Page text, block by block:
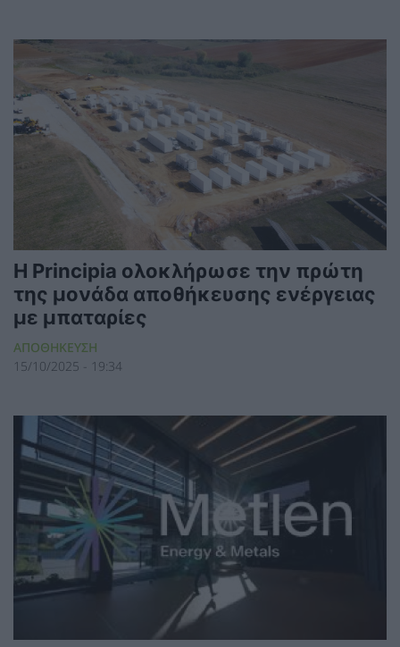
H Principia ολοκλήρωσε την πρώτη
της μονάδα αποθήκευσης ενέργειας
με μπαταρίες
ΑΠΟΘΗΚΕΥΣΗ
15/10/2025 - 19:34